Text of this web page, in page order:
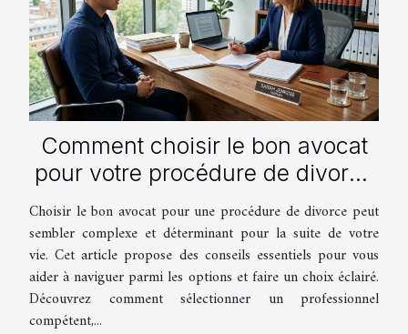
Comment choisir le bon avocat
pour votre procédure de divorce
Choisir le bon avocat pour une procédure de divorce peut
sembler complexe et déterminant pour la suite de votre
vie. Cet article propose des conseils essentiels pour vous
aider à naviguer parmi les options et faire un choix éclairé.
Découvrez comment sélectionner un professionnel
compétent,...